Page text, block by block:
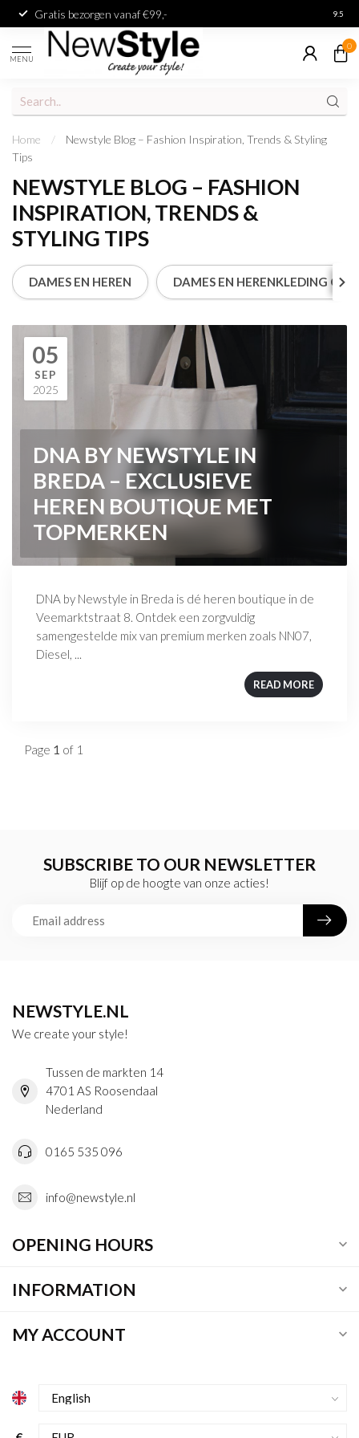
Gratis bezorgen vanaf €99,- 9.5
MENU
0
Home /
Newstyle Blog – Fashion Inspiration, Trends & Styling
Tips
NEWSTYLE BLOG – FASHION
INSPIRATION, TRENDS &
STYLING TIPS
DAMES EN HEREN DAMES EN HERENKLEDING
05
SEP
2025
DNA BY NEWSTYLE IN
BREDA – EXCLUSIEVE
HEREN BOUTIQUE MET
TOPMERKEN
DNA by Newstyle in Breda is dé heren boutique in de
Veemarktstraat 8. Ontdek een zorgvuldig
samengestelde mix van premium merken zoals NN07,
Diesel, ...
READ MORE
Page 1 of 1
SUBSCRIBE TO OUR NEWSLETTER
Blijf op de hoogte van onze acties!
NEWSTYLE.NL
We create your style!
Tussen de markten 14
4701 AS Roosendaal
Nederland
0165 535 096
info@newstyle.nl
OPENING HOURS
INFORMATION
MY ACCOUNT